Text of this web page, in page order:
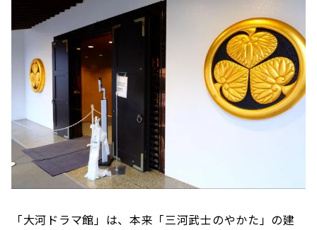
「大河ドラマ館」は、本来「三河武士のやかた」の建